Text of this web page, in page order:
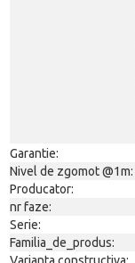
Garantie:
Nivel de zgomot @1m:
Producator:
nr faze:
Serie:
Familia_de_produs: